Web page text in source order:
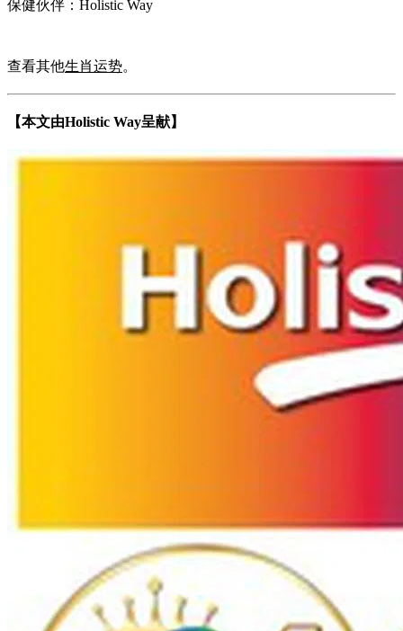
保健伙伴：Holistic Way
查看其他生肖运势。
【本文由Holistic Way呈献】